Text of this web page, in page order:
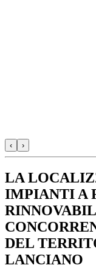
‹ ›
LA
IMPIANTI A
DEL
LANCIANO